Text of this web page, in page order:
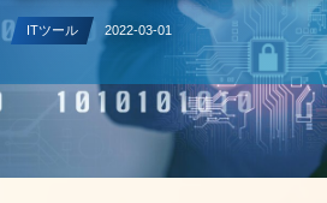
ITツール 2022-03-01